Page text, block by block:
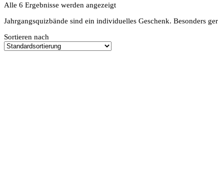
Alle 6 Ergebnisse werden angezeigt
Jahrgangsquizbände sind ein individuelles Geschenk. Besonders
Sortieren nach